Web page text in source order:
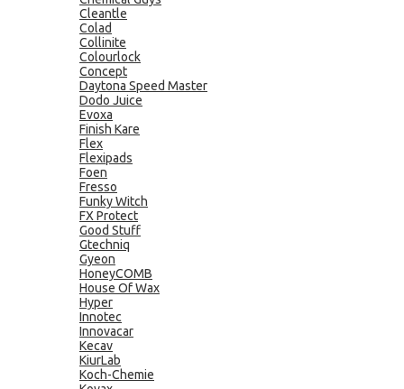
Cleantle
Colad
Collinite
Colourlock
Concept
Daytona Speed Master
Dodo Juice
Evoxa
Finish Kare
Flex
Flexipads
Foen
Fresso
Funky Witch
FX Protect
Good Stuff
Gtechniq
Gyeon
HoneyCOMB
House Of Wax
Hyper
Innotec
Innovacar
Kecav
KiurLab
Koch-Chemie